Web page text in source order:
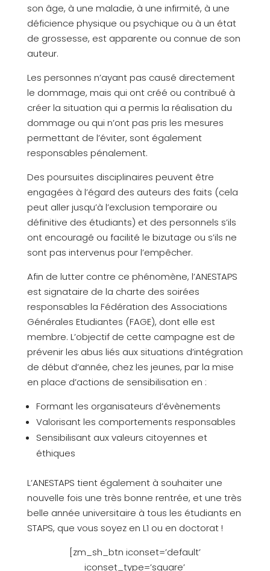
son âge, à une maladie, à une infirmité, à une
déficience physique ou psychique ou à un état
de grossesse, est apparente ou connue de son
auteur.
Les personnes n’ayant pas causé directement
le dommage, mais qui ont créé ou contribué à
créer la situation qui a permis la réalisation du
dommage ou qui n’ont pas pris les mesures
permettant de l’éviter, sont également
responsables pénalement.
Des poursuites disciplinaires peuvent être
engagées à l’égard des auteurs des faits (cela
peut aller jusqu’à l’exclusion temporaire ou
définitive des étudiants) et des personnels s’ils
ont encouragé ou facilité le bizutage ou s’ils ne
sont pas intervenus pour l’empêcher.
Afin de lutter contre ce phénomène, l’ANESTAPS
est signataire de la charte des soirées
responsables la Fédération des Associations
Générales Etudiantes (FAGE), dont elle est
membre. L’objectif de cette campagne est de
prévenir les abus liés aux situations d’intégration
de début d’année, chez les jeunes, par la mise
en place d’actions de sensibilisation en :
Formant les organisateurs d’évènements
Valorisant les comportements responsables
Sensibilisant aux valeurs citoyennes et
éthiques
L’ANESTAPS tient également à souhaiter une
nouvelle fois une très bonne rentrée, et une très
belle année universitaire à tous les étudiants en
STAPS, que vous soyez en L1 ou en doctorat !
[zm_sh_btn iconset=’default’
iconset_type=’square’